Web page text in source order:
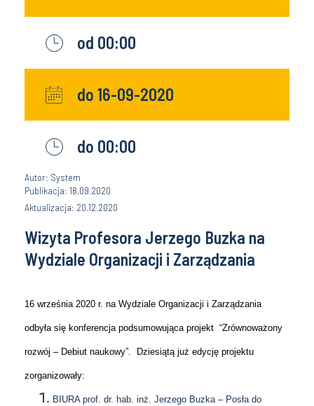
od 00:00
do 16-09-2020
do 00:00
Autor: System
Publikacja: 18.09.2020
Aktualizacja: 20.12.2020
Wizyta Profesora Jerzego Buzka na
Wydziale Organizacji i Zarządzania
16 września 2020 r. na Wydziale Organizacji i Zarządzania
odbyła się konferencja podsumowująca projekt “Zrównoważony
rozwój – Debiut naukowy”. Dziesiątą już edycję projektu
zorganizowały:
BIURA prof. dr. hab. inż. Jerzego Buzka – Posła do